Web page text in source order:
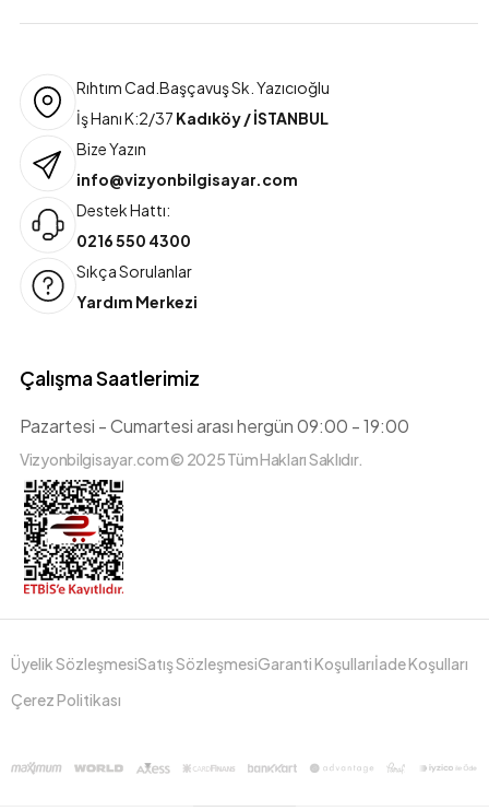
Rıhtım Cad.Başçavuş Sk. Yazıcıoğlu
İş Hanı K:2/37 Kadıköy / İSTANBUL
Bize Yazın
info@vizyonbilgisayar.com
Destek Hattı:
0216 550 4300
Sıkça Sorulanlar
Yardım Merkezi
Çalışma Saatlerimiz
Pazartesi - Cumartesi arası hergün 09:00 - 19:00
Vizyonbilgisayar.com © 2025 Tüm Hakları Saklıdır.
Üyelik SözleşmesiSatış SözleşmesiGaranti Koşullarıİade Koşulları
Çerez Politikası